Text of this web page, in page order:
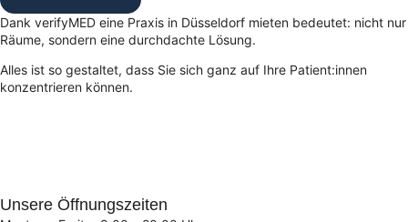
Dank verifyMED eine Praxis in Düsseldorf mieten bedeutet: nicht nur
Räume, sondern eine durchdachte Lösung.
Alles ist so gestaltet, dass Sie sich ganz auf Ihre Patient:innen
konzentrieren können.
Unsere Öffnungszeiten